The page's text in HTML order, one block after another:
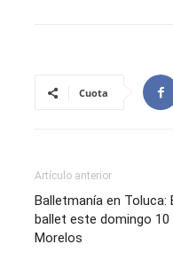
Cuota
Artículo anterior
Balletmanía en
ballet este domingo
Morelos